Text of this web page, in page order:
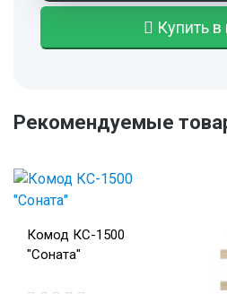
Купить в
Рекомендуемые
Комод КС-1500
"Соната"